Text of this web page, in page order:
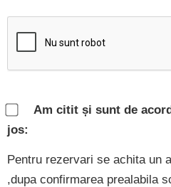
Am citit și sunt de
jos:
Pentru rezervari se achita un
,dupa confirmarea prealabila